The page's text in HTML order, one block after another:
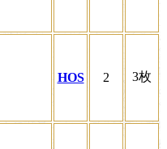
HOS 2 3枚